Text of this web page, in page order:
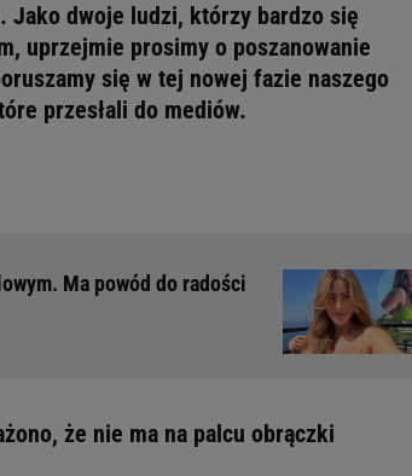
Jako dwoje ludzi, którzy bardzo się
uprzejmie prosimy o poszanowanie
się w tej nowej fazie naszego
przesłali do mediów.
Ma powód do radości
że nie ma na palcu obrączki